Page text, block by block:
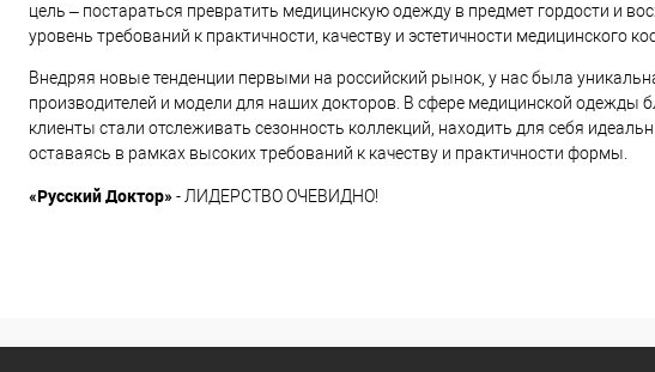
цель – постараться превратить медицинскую одежду в предмет гордости и
уровень требований к практичности, качеству и эстетичности медицинского
Внедряя новые тенденции первыми на российский рынок, у нас была
производителей и модели для наших докторов. В сфере медицинской одежды
клиенты стали отслеживать сезонность коллекций, находить для себя
оставаясь в рамках высоких требований к качеству и практичности формы.
«Русский Доктор»- ЛИДЕРСТВО ОЧЕВИДНО!